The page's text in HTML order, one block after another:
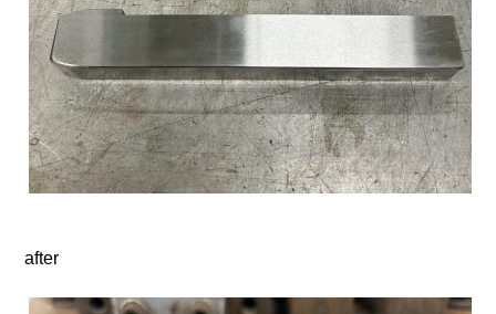
after